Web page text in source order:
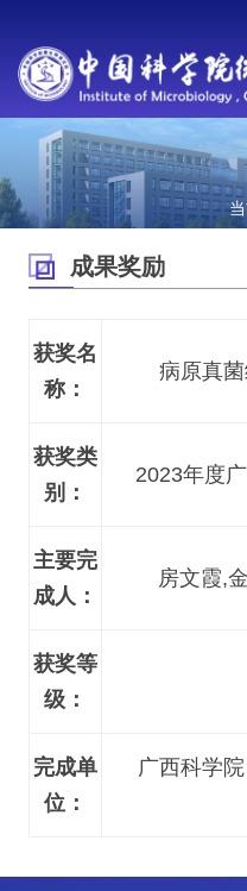
成果奖励
获奖名
称：
病原真
获奖类
别：
2023年度
主要完
成人：
房文霞,
获奖等
级：
完成单
位：
广西科学